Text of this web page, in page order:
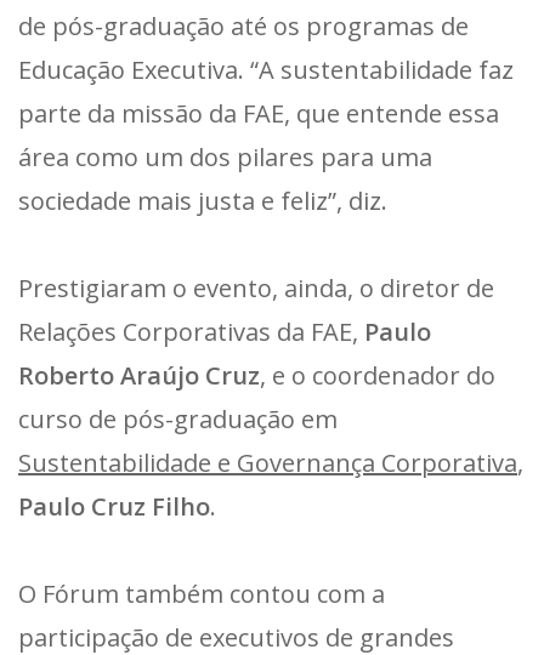
de pós-graduação até os programas de
Educação Executiva. “A sustentabilidade faz
parte da missão da FAE, que entende essa
área como um dos pilares para uma
sociedade mais justa e feliz”, diz.
Prestigiaram o evento, ainda, o diretor de
Relações Corporativas da FAE, Paulo
Roberto Araújo Cruz, e o coordenador do
curso de pós-graduação em
Sustentabilidade e Governança Corporativa,
Paulo Cruz Filho.
O Fórum também contou com a
participação de executivos de grandes